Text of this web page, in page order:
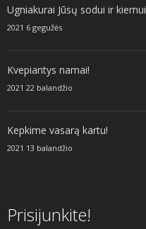
Ugniakurai Jūsų sodui ir kiemui
2021 6 gegužės
Kvepiantys namai!
2021 22 balandžio
Kepkime vasarą kartu!
2021 13 balandžio
Prisijunkite!